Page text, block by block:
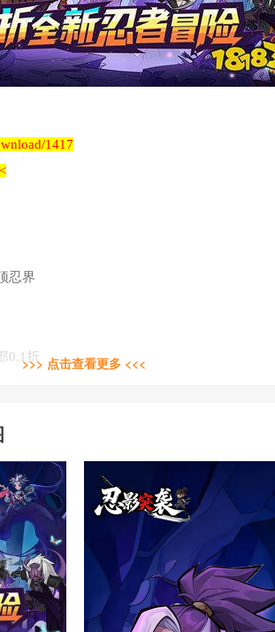
1417
忍界
0.1折
、式神、妖灵
、体力*1888、金币*188w、时间沙漏*88
多福利等你来领
，福利满满!
折
>>> 点击查看更多 <<<